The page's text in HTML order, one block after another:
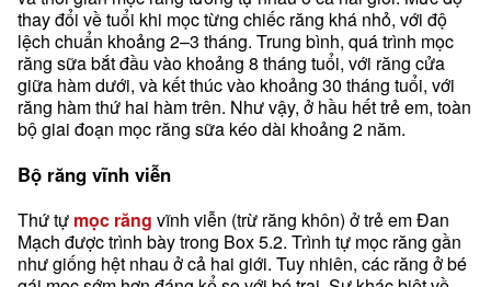
thay đổi về tuổi khi mọc từng chiếc răng khá nhỏ, với độ
lệch chuẩn khoảng 2–3 tháng. Trung bình, quá trình mọc
răng sữa bắt đầu vào khoảng 8 tháng tuổi, với răng cửa
giữa hàm dưới, và kết thúc vào khoảng 30 tháng tuổi, với
răng hàm thứ hai hàm trên. Như vậy, ở hầu hết trẻ em, toàn
bộ giai đoạn mọc răng sữa kéo dài khoảng 2 năm.
Bộ răng vĩnh viễn
Thứ tự mọc răng vĩnh viễn (trừ răng khôn) ở trẻ em Đan
Mạch được trình bày trong Box 5.2. Trình tự mọc răng gần
như giống hệt nhau ở cả hai giới. Tuy nhiên, các răng ở bé